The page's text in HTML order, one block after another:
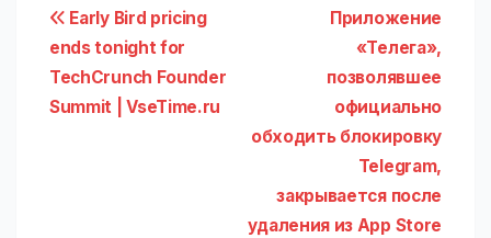
Навигация
по
записям
Приложение
«Телега»,
позволявшее
официально
обходить блокировку
Telegram,
закрывается после
удаления из App Store
Early Bird pricing
ends tonight for
TechCrunch Founder
Summit | VseTime.ru